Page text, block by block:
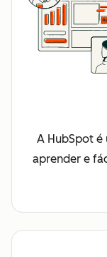
A HubSpot
aprender e